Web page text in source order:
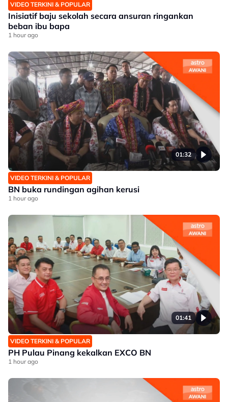
VIDEO TERKINI & POPULAR
Inisiatif baju sekolah secara ansuran ringankan
beban ibu bapa
1 hour ago
01:32
VIDEO TERKINI & POPULAR
BN buka rundingan agihan kerusi
1 hour ago
01:41
VIDEO TERKINI & POPULAR
PH Pulau Pinang kekalkan EXCO BN
1 hour ago